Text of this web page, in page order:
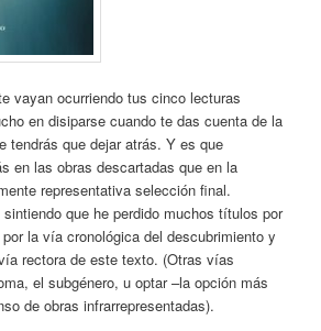
vayan ocurriendo tus cinco lecturas
en disiparse cuando te das cuenta de la
tendrás que dejar atrás. Y es que
en las obras descartadas que en la
representativa selección final.
que he perdido muchos títulos por
la vía cronológica del descubrimiento y
rectora de este texto. (Otras vías
el subgénero, u optar –la opción más
de obras infrarrepresentadas).